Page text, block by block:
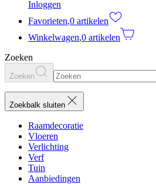
Inloggen
Favorieten,0 artikelen
Winkelwagen,0 artikelen
Zoeken
Zoeken
Zoekbalk sluiten
Raamdecoratie
Vloeren
Verlichting
Verf
Tuin
Aanbiedingen